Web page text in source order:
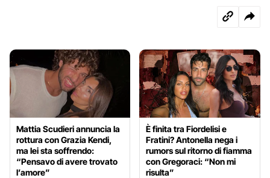
Mattia Scudieri annuncia la
rottura con Grazia Kendi,
ma lei sta soffrendo:
“Pensavo di avere trovato
l’amore”
È finita tra Fiordelisi e
Fratini? Antonella nega i
rumors sul ritorno di fiamma
con Gregoraci: “Non mi
risulta”